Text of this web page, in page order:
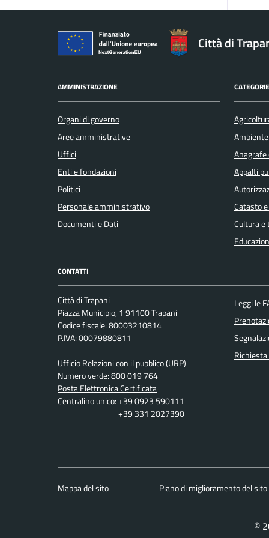
Città di
AMMINISTRAZIONE
Organi di governo
Aree amministrative
Uffici
Enti e fondazioni
Politici
Personale amministrativo
Documenti e Dati
Ambiente
Appalti
Catasto
Cultura e
CONTATTI
Città di Trapani
Piazza Municipio, 1 91100 Trapani
Codice fiscale: 80003210814
P.IVA: 00079880811
Ufficio Relazioni con il pubblico (URP)
Numero verde: 800 019 764
Posta Elettronica Certificata
Centralino unico: +39 0923 590111
+39 331 2027390
Leggi le
Mappa del sito Piano di miglioramento del sito
©